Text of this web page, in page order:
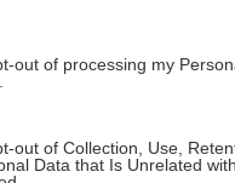
out of processing my
out of Collection, Use,
Data that Is Unrelated